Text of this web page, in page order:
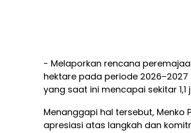
- Melaporkan rencana
hektare pada periode
yang saat ini mencapai sekitar
Menanggapi hal tersebut, Menko
apresiasi atas langkah dan